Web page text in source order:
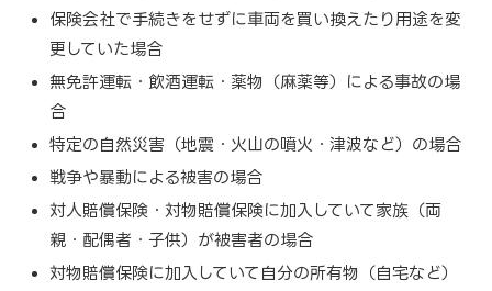
保険会社で手続きをせずに車両を買い換えたり用途を変
更していた場合
無免許運転・飲酒運転・薬物（麻薬等）による事故の場
合
特定の自然災害（地震・火山の噴火・津波など）の場合
戦争や暴動による被害の場合
対人賠償保険・対物賠償保険に加入していて家族（両
親・配偶者・子供）が被害者の場合
対物賠償保険に加入していて自分の所有物（自宅など）